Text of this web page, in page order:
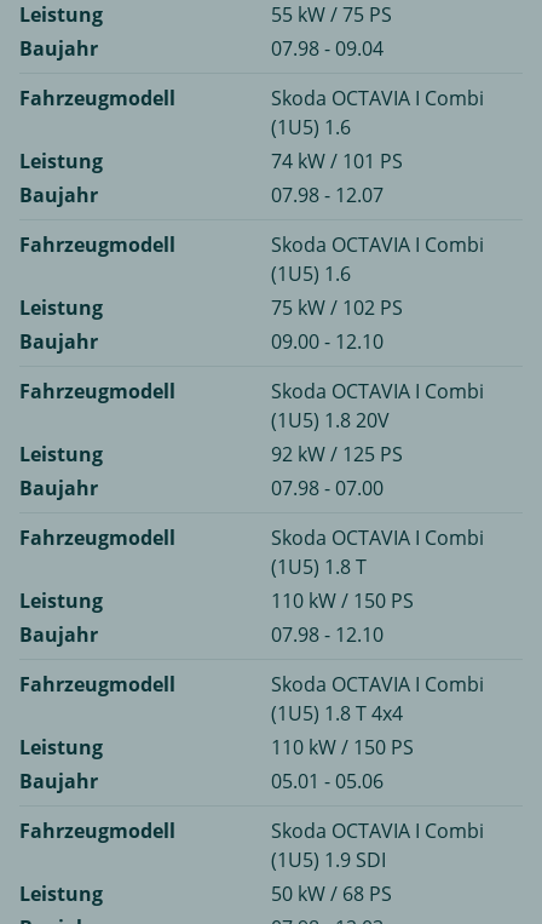
Leistung
55 kW / 75 PS
Baujahr
07.98 - 09.04
Fahrzeugmodell
Skoda OCTAVIA I Combi
(1U5) 1.6
Leistung
74 kW / 101 PS
Baujahr
07.98 - 12.07
Fahrzeugmodell
Skoda OCTAVIA I Combi
(1U5) 1.6
Leistung
75 kW / 102 PS
Baujahr
09.00 - 12.10
Fahrzeugmodell
Skoda OCTAVIA I Combi
(1U5) 1.8 20V
Leistung
92 kW / 125 PS
Baujahr
07.98 - 07.00
Fahrzeugmodell
Skoda OCTAVIA I Combi
(1U5) 1.8 T
Leistung
110 kW / 150 PS
Baujahr
07.98 - 12.10
Fahrzeugmodell
Skoda OCTAVIA I Combi
(1U5) 1.8 T 4x4
Leistung
110 kW / 150 PS
Baujahr
05.01 - 05.06
Fahrzeugmodell
Skoda OCTAVIA I Combi
(1U5) 1.9 SDI
Leistung
50 kW / 68 PS